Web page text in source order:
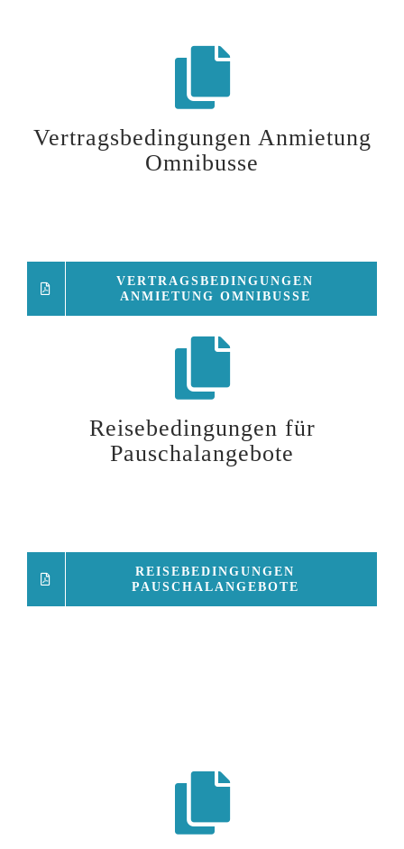
Vertragsbedingungen Anmietung
Omnibusse
VERTRAGSBEDINGUNGEN
ANMIETUNG OMNIBUSSE
Reisebedingungen für
Pauschalangebote
REISEBEDINGUNGEN
PAUSCHALANGEBOTE